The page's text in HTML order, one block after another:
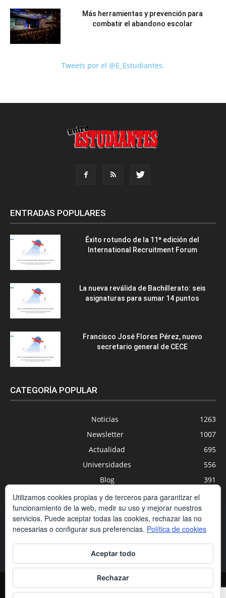
Más herramientas y prevención para
combatir el abandono escolar
Tweets por el @E_Estudiantes.
ENTRADAS POPULARES
Éxito rotundo de la 11ª edición del
International Recruitment Forum
La nueva reválida de Bachillerato: seis
asignaturas para sumar 14 puntos
Francisco José Flores Pérez, nuevo
secretario general de CECE
CATEGORÍA POPULAR
Noticias
1263
Newsletter
1007
Actualidad
695
Universidades
556
Blog
391
Agenda
Nuevas Tecnologías
Estudios
Política de privacidad
Aviso legal
Utilizamos cookies propias y de terceros para garantizar el
funcionamiento de la web, medir su uso y mejorar nuestros
servicios. Puede aceptar todas las cookies, rechazar las no
necesarias o configurar sus preferencias. Política de cookies
Aceptar todo
Rechazar